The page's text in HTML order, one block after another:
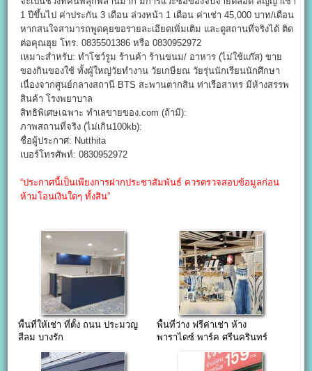
1 ปีขึ้นไป ค่าประกัน 3 เดือน ล่วงหน้า 1 เดือน ค่าเช่า 45,000 บาท/เดือน
หากสนใจสามารถพูดคุยขอรายละเอียดเพิ่มเติม และดูสถานที่จริงได้ ติด
ต่อคุณฮุย โทร. 0835501386 หรือ 0830952972
เหมาะสำหรับ: ทำโชว์รูม ร้านค้า ร้านขนม/ อาหาร (ไม่ใช้แก๊ส) ขาย
ของกินของใช้ ทั้งผู้ใหญ่วัยทำงาน วัยเกษียณ วัยรุ่นนักเรียนนักศึกษา
เนื่องจากศูนย์กลางสถานี BTS สะพานตากสิน ท่าเรือสาทร มีห้างสรรพ
สินค้า โรงพยาบาล
สิทธิพิเศษเฉพาะ ทำเลขายของ.com (ถ้ามี):
ภาพสถานที่จริง (ไม่เกิน100kb):
ชื่อผู้ประกาศ: Nutthita
เบอร์โทรศัพท์: 0830952972
“ประกาศนี้เป็นเพียงการฝากประชาสัมพันธ์ ควรตรวจสอบข้อมูลก่อน
ห้ามโอนเงินใดๆ ทั้งสิน”
พื้นที่ให้เช่า ที่ตั้ง ถนน ประมวญ
สีลม บางรัก
พื้นที่ว่าง ฟรีค่าเช่า ห้าง
พาราไดซ์ พาร์ค ศรีนครินทร์